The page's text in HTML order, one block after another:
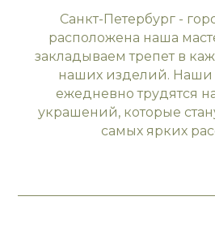
Санкт-Петербург -
расположена наша
закладываем трепет в
наших изделий. Наши
ежедневно трудятся
украшений, которые
самых ярких